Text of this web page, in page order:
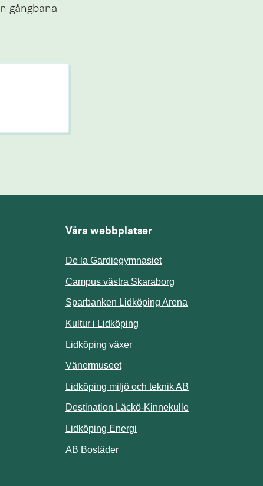
gångbana
annan webbplats.
annan webbplats.
annan webbplats.
Våra webbplatser
De la Gardiegymnasiet
Campus västra Skaraborg
Sparbanken Lidköping Arena
Kultur i Lidköping
Lidköping växer
Vänermuseet
Lidköping miljö och teknik AB
Destination Läckö-KinnekulleLänk till annan
Lidköping EnergiLänk till annan webbplats.
AB BostäderLänk till annan webbplats.